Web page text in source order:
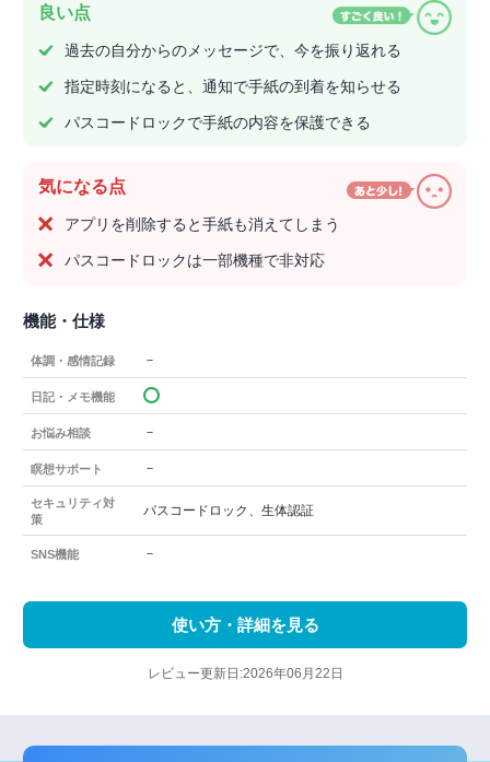
良い点
過去の自分からのメッセージで、今を振り返れる
指定時刻になると、通知で手紙の到着を知らせる
パスコードロックで手紙の内容を保護できる
気になる点
アプリを削除すると手紙も消えてしまう
パスコードロックは一部機種で非対応
機能・仕様
体調・感情記録 －
日記・メモ機能
お悩み相談 －
瞑想サポート －
セキュリティ対
策
パスコードロック、生体認証
SNS機能 －
使い方・詳細を見る
レビュー更新日:2026年06月22日